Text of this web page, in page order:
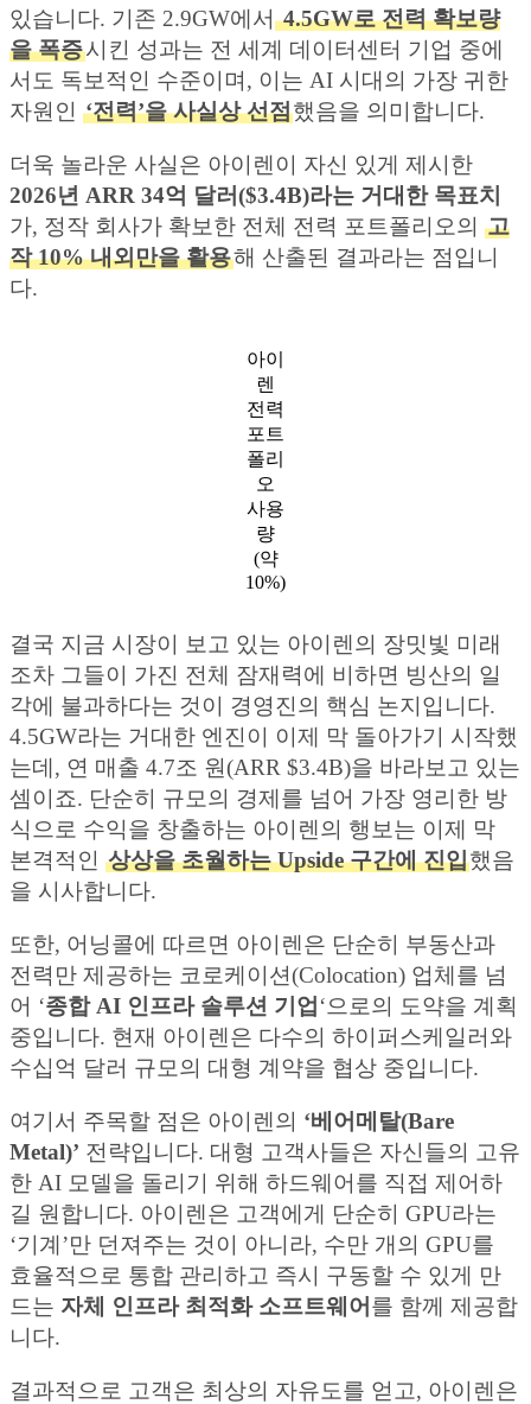
있습니다. 기존 2.9GW에서 4.5GW로 전력 확보량
을 폭증시킨 성과는 전 세계 데이터센터 기업 중에
서도 독보적인 수준이며, 이는 AI 시대의 가장 귀한
자원인 ‘전력’을 사실상 선점했음을 의미합니다.
더욱 놀라운 사실은 아이렌이 자신 있게 제시한
2026년 ARR 34억 달러($3.4B)라는 거대한 목표치
가, 정작 회사가 확보한 전체 전력 포트폴리오의 고
작 10% 내외만을 활용해 산출된 결과라는 점입니
다.
아이
렌
전력
포트
폴리
오
사용
량
(약
10%)
결국 지금 시장이 보고 있는 아이렌의 장밋빛 미래
조차 그들이 가진 전체 잠재력에 비하면 빙산의 일
각에 불과하다는 것이 경영진의 핵심 논지입니다.
4.5GW라는 거대한 엔진이 이제 막 돌아가기 시작했
는데, 연 매출 4.7조 원(ARR $3.4B)을 바라보고 있는
셈이죠. 단순히 규모의 경제를 넘어 가장 영리한 방
식으로 수익을 창출하는 아이렌의 행보는 이제 막
본격적인 상상을 초월하는 Upside 구간에 진입했음
을 시사합니다.
또한, 어닝콜에 따르면 아이렌은 단순히 부동산과
전력만 제공하는 코로케이션(Colocation) 업체를 넘
어 ‘종합 AI 인프라 솔루션 기업 ‘으로의 도약을 계획
중입니다. 현재 아이렌은 다수의 하이퍼스케일러와
수십억 달러 규모의 대형 계약을 협상 중입니다.
여기서 주목할 점은 아이렌의 ‘베어메탈(Bare
Metal)’ 전략입니다. 대형 고객사들은 자신들의 고유
한 AI 모델을 돌리기 위해 하드웨어를 직접 제어하
길 원합니다. 아이렌은 고객에게 단순히 GPU라는
‘기계’만 던져주는 것이 아니라, 수만 개의 GPU를
효율적으로 통합 관리하고 즉시 구동할 수 있게 만
드는 자체 인프라 최적화 소프트웨어 를 함께 제공합
니다.
결과적으로 고객은 최상의 자유도를 얻고, 아이렌은